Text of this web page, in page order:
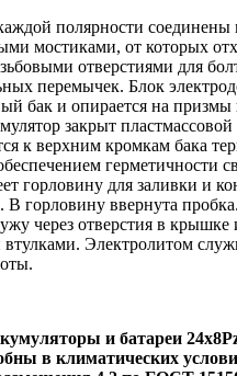
полярности соединены
мостиками, от которых
отверстиями для
перемычек. Блок
бак и опирается на призмы
закрыт
к верхним кромкам бака
герметичности
горловину для заливки и
В горловину ввернута
через отверстия в крышке
Электролитом
и батареи
в климатических